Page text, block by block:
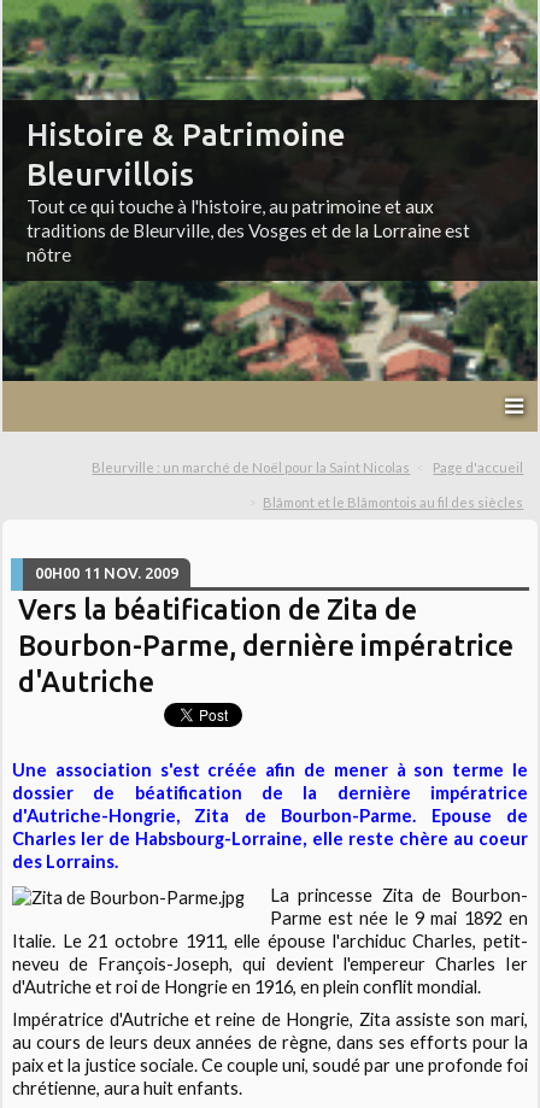
Histoire & Patrimoine
Bleurvillois
Tout ce qui touche à l'histoire, au patrimoine et aux
traditions de Bleurville, des Vosges et de la Lorraine est
nôtre
Bleurville : un marché de Noël pour la Saint Nicolas Page d'accueil
Blâmont et le Blâmontois au fil des siècles
00H00 11 NOV. 2009
Vers la béatification de Zita de
Bourbon-Parme, dernière impératrice
d'Autriche
Une association s'est créée afin de mener à son terme le
dossier de béatification de la dernière impératrice
d'Autriche-Hongrie, Zita de Bourbon-Parme. Epouse de
Charles Ier de Habsbourg-Lorraine, elle reste chère au coeur
des Lorrains.
La princesse Zita de Bourbon-
Parme est née le 9 mai 1892 en
Italie. Le 21 octobre 1911, elle épouse l'archiduc Charles, petit-
neveu de François-Joseph, qui devient l'empereur Charles Ier
d'Autriche et roi de Hongrie en 1916, en plein conflit mondial.
Impératrice d'Autriche et reine de Hongrie, Zita assiste son mari,
au cours de leurs deux années de règne, dans ses efforts pour la
paix et la justice sociale. Ce couple uni, soudé par une profonde foi
chrétienne, aura huit enfants.